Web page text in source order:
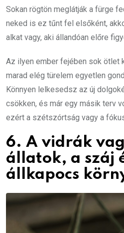
Sokan rögtön meglátják a fürge
neked is ez tűnt fel elsőként,
alkat vagy, aki állandóan előre
Az ilyen ember fejében sok ötlet
marad elég türelem egyetlen
Könnyen lelkesedsz az új
csökken, és már egy másik terv
ezért a szétszórtság vagy a
6. A vidrák
állatok, a száj
állkapocs